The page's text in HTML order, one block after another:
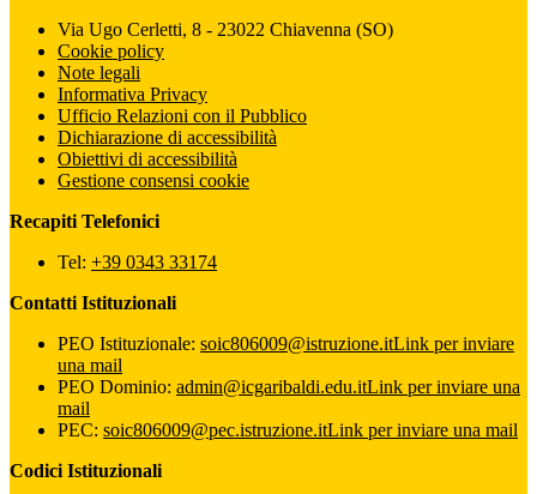
Via Ugo Cerletti, 8 - 23022 Chiavenna (SO)
Cookie policy
Note legali
Informativa Privacy
Ufficio Relazioni con il Pubblico
Dichiarazione di accessibilità
Obiettivi di accessibilità
Gestione consensi cookie
Recapiti Telefonici
Tel: +39 0343 33174
Contatti Istituzionali
PEO Istituzionale: soic806009@istruzione.itLink per inviare
una mail
PEO Dominio: admin@icgaribaldi.edu.itLink per inviare una
mail
PEC: soic806009@pec.istruzione.itLink per inviare una mail
Codici Istituzionali